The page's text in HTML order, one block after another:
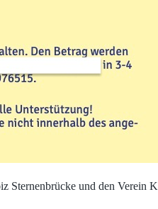
Sternenbrücke und den Verein